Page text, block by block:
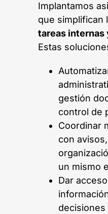
Implantamos
que simplifican
tareas internas
Estas
gestión
control de
Coordinar
con
un mismo
Dar
decisiones